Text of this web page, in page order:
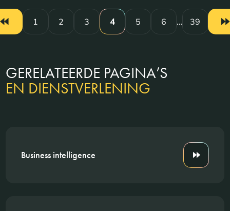
1 2 3 4 5 6 … 39
GERELATEERDE PAGINA’S
EN DIENSTVERLENING
Business intelligence